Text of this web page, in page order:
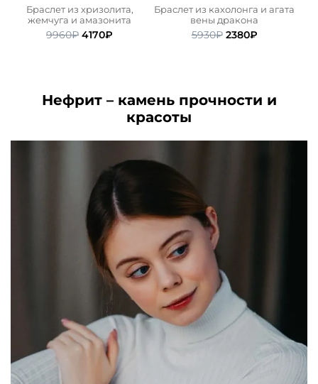
Браслет из хризолита,
жемчуга и амазонита
9960₽ Первоначальная
4170₽
Браслет из кахолонга и агата
вены дракона
5930₽ Первоначальная
2380₽Текущая
Нефрит – камень прочности и
красоты